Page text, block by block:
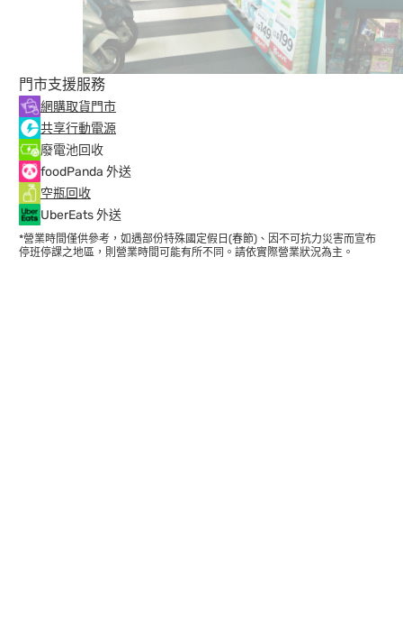
門市支援服務
網購取貨門市
共享行動電源
廢電池回收
foodPanda 外送
空瓶回收
UberEats 外送
*營業時間僅供參考，如遇部份特殊國定假日(春節)、因不可抗力災害而宣布
停班停課之地區，則營業時間可能有所不同。請依實際營業狀況為主。